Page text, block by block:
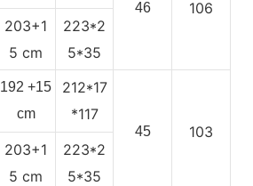
46
106
203+1
5 cm
223*2
5*35
192 +15
cm
212*17
*117
45
103
203+1
5 cm
223*2
5*35